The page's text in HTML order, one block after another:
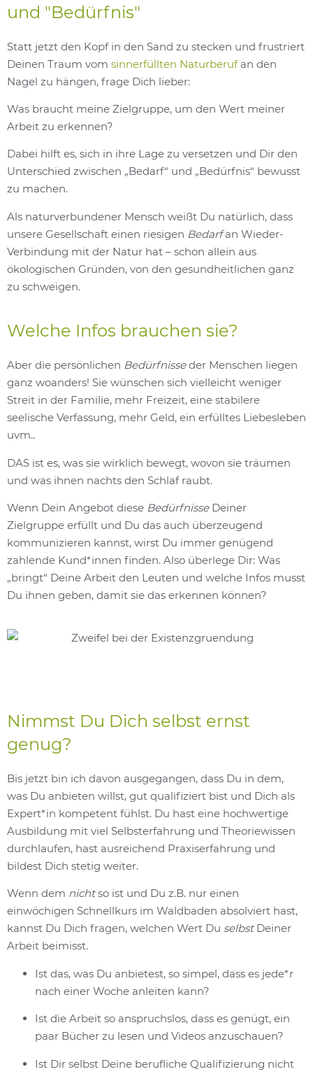
und "Bedürfnis"
Statt jetzt den Kopf in den Sand zu stecken und frustriert
Deinen Traum vom sinnerfüllten Naturberuf an den
Nagel zu hängen, frage Dich lieber:
Was braucht meine Zielgruppe, um den Wert meiner
Arbeit zu erkennen?
Dabei hilft es, sich in ihre Lage zu versetzen und Dir den
Unterschied zwischen „Bedarf“ und „Bedürfnis“ bewusst
zu machen.
Als naturverbundener Mensch weißt Du natürlich, dass
unsere Gesellschaft einen riesigen Bedarfan Wieder-
Verbindung mit der Natur hat – schon allein aus
ökologischen Gründen, von den gesundheitlichen ganz
zu schweigen.
Welche Infos brauchen sie?
Aber die persönlichen Bedürfnisseder Menschen liegen
ganz woanders! Sie wünschen sich vielleicht weniger
Streit in der Familie, mehr Freizeit, eine stabilere
seelische Verfassung, mehr Geld, ein erfülltes Liebesleben
uvm..
DAS ist es, was sie wirklich bewegt, wovon sie träumen
und was ihnen nachts den Schlaf raubt.
Wenn Dein Angebot diese BedürfnisseDeiner
Zielgruppe erfüllt und Du das auch überzeugend
kommunizieren kannst, wirst Du immer genügend
zahlende Kund*innen finden. Also überlege Dir: Was
„bringt“ Deine Arbeit den Leuten und welche Infos musst
Du ihnen geben, damit sie das erkennen können?
Nimmst Du Dich selbst ernst
genug?
Bis jetzt bin ich davon ausgegangen, dass Du in dem,
was Du anbieten willst, gut qualifiziert bist und Dich als
Expert*in kompetent fühlst. Du hast eine hochwertige
Ausbildung mit viel Selbsterfahrung und Theoriewissen
durchlaufen, hast ausreichend Praxiserfahrung und
bildest Dich stetig weiter.
Wenn dem nichtso ist und Du z.B. nur einen
einwöchigen Schnellkurs im Waldbaden absolviert hast,
kannst Du Dich fragen, welchen Wert Du selbst Deiner
Arbeit beimisst.
Ist das, was Du anbietest, so simpel, dass es jede*r
nach einer Woche anleiten kann?
Ist die Arbeit so anspruchslos, dass es genügt, ein
paar Bücher zu lesen und Videos anzuschauen?
Ist Dir selbst Deine berufliche Qualifizierung nicht